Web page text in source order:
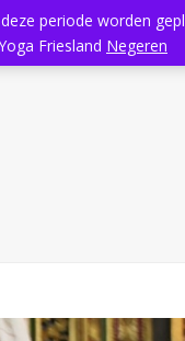
Massage Rooster
periode worden
Friesland Negeren